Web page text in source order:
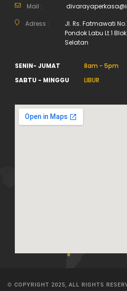
Mail :
Adress :
Jl. Rs. Fatmawati
Pondok Labu Lt.1
Selatan
SENIN- JUMAT
8am - 5pm
SABTU - MINGGU
LIBUR
© COPYRIGHT 2025, ALL RIGHTS